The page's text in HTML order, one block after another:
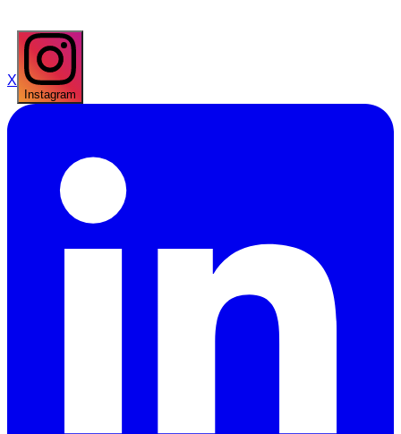
X
Instagram